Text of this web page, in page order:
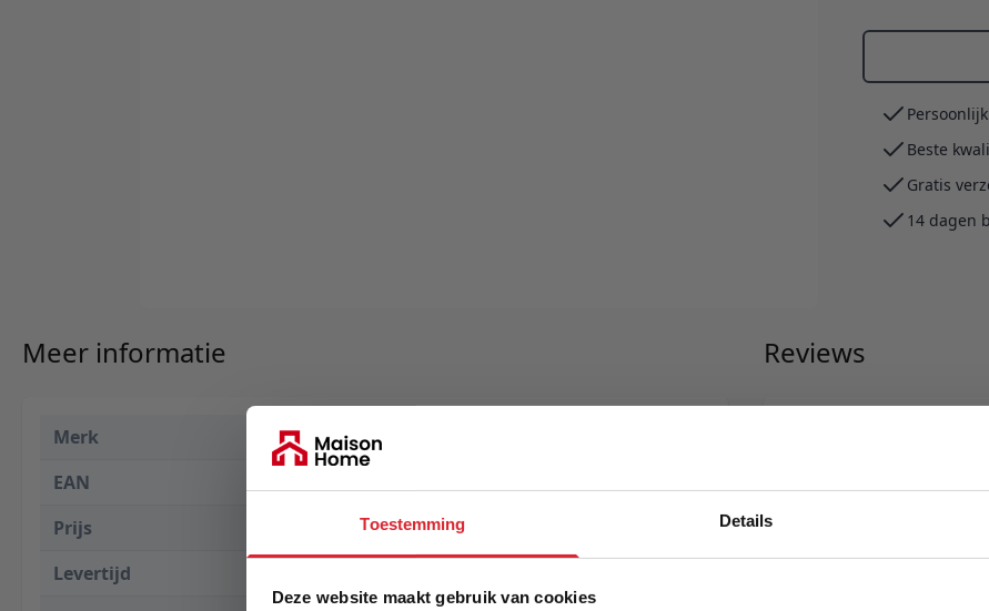
Toestemming Details
Deze website maakt gebruik van cookies
Beste
Gratis
14 dagen
Meer informatie
Merk
EAN
Prijs
€ 249,00
Levertijd
Reviews